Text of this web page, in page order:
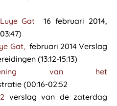
Gat
16 februari 2014,
Gat, februari 2014 Verslag
(13:12-15:13)
van het
(00:16-02:52
verslag van de zaterdag